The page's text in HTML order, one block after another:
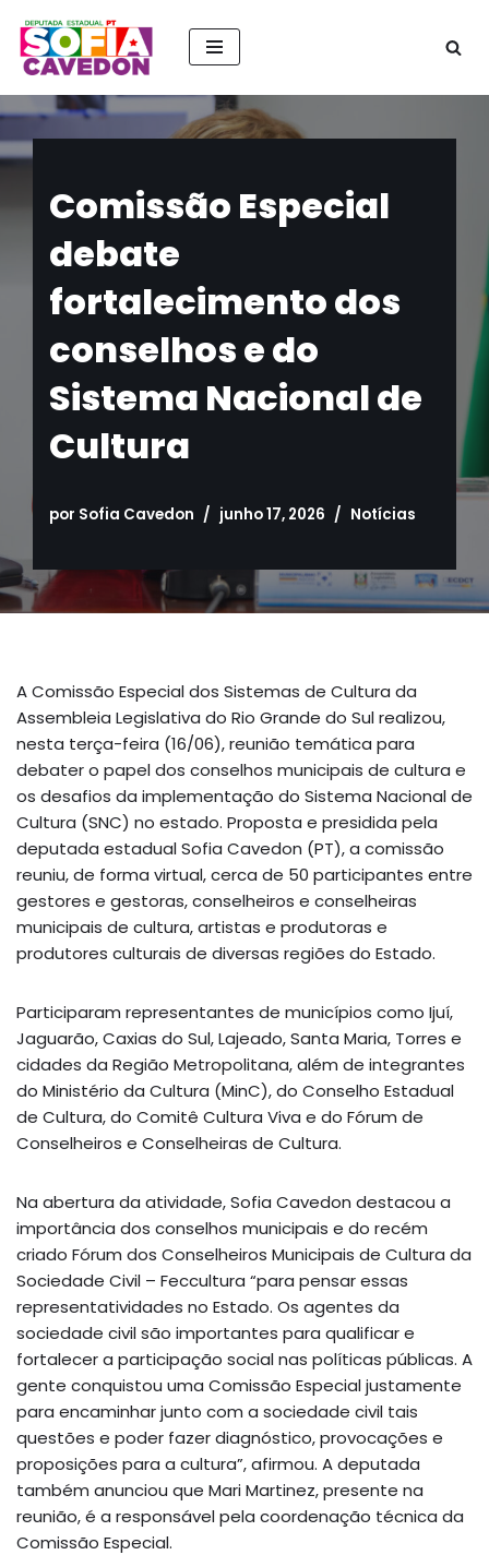
Pular
o
conteúdo
Comissão Especial
debate
fortalecimento dos
conselhos e do
Sistema Nacional de
Cultura
por Sofia Cavedon junho 17, 2026 Notícias
A Comissão Especial dos Sistemas de Cultura da
Assembleia Legislativa do Rio Grande do Sul realizou,
nesta terça-feira (16/06), reunião temática para
debater o papel dos conselhos municipais de cultura e
os desafios da implementação do Sistema Nacional de
Cultura (SNC) no estado. Proposta e presidida pela
deputada estadual Sofia Cavedon (PT), a comissão
reuniu, de forma virtual, cerca de 50 participantes entre
gestores e gestoras, conselheiros e conselheiras
municipais de cultura, artistas e produtoras e
produtores culturais de diversas regiões do Estado.
Participaram representantes de municípios como Ijuí,
Jaguarão, Caxias do Sul, Lajeado, Santa Maria, Torres e
cidades da Região Metropolitana, além de integrantes
do Ministério da Cultura (MinC), do Conselho Estadual
de Cultura, do Comitê Cultura Viva e do Fórum de
Conselheiros e Conselheiras de Cultura.
Na abertura da atividade, Sofia Cavedon destacou a
importância dos conselhos municipais e do recém
criado Fórum dos Conselheiros Municipais de Cultura da
Sociedade Civil – Feccultura “para pensar essas
representatividades no Estado. Os agentes da
sociedade civil são importantes para qualificar e
fortalecer a participação social nas políticas públicas. A
gente conquistou uma Comissão Especial justamente
para encaminhar junto com a sociedade civil tais
questões e poder fazer diagnóstico, provocações e
proposições para a cultura”, afirmou. A deputada
também anunciou que Mari Martinez, presente na
reunião, é a responsável pela coordenação técnica da
Comissão Especial.